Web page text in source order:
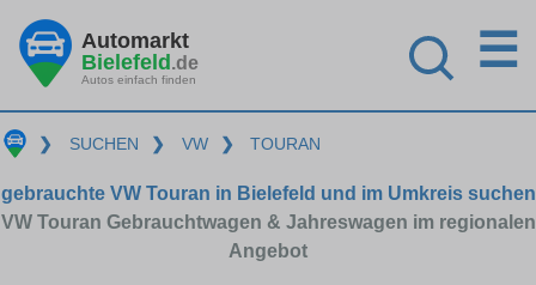
Automarkt
Bielefeld.de
Autos einfach finden
☰
❯ SUCHEN ❯ VW ❯ TOURAN
gebrauchte VW Touran in Bielefeld und im Umkreis suchen
VW Touran Gebrauchtwagen & Jahreswagen im regionalen
Angebot